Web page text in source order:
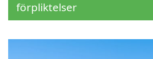
förpliktelser